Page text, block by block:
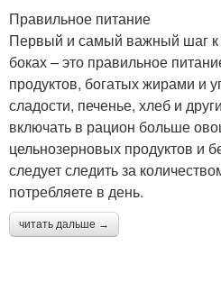
Правильное питание
Первый и самый важный шаг к
боках – это правильное
продуктов, богатых жирами и
сладости, печенье, хлеб и
включать в рацион больше
цельнозерновых продуктов и
следует следить за
потребляете в день.
читать дальше →